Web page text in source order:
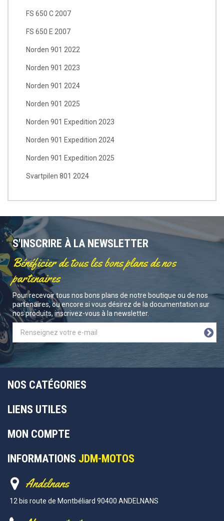
FS 650 C 2007
FS 650 E 2007
Norden 901 2022
Norden 901 2023
Norden 901 2024
Norden 901 2025
Norden 901 Expedition 2023
Norden 901 Expedition 2024
Norden 901 Expedition 2025
Svartpilen 801 2024
S'INSCRIRE À LA NEWSLETTER
Bénéficier de tous les bons plans de nos
partenaires
Pour recevoir tous nos bons plans de notre boutique ou de nos
partenaires, ou encore si vous désirez de la documentation sur
nos produits, inscrivez-vous à la newsletter.
NOS CATÉGORIES
LIENS UTILES
MON COMPTE
INFORMATIONS JDM-MOTOS
Andelnans
12 bis route de Montbéliard 90400 ANDELNANS